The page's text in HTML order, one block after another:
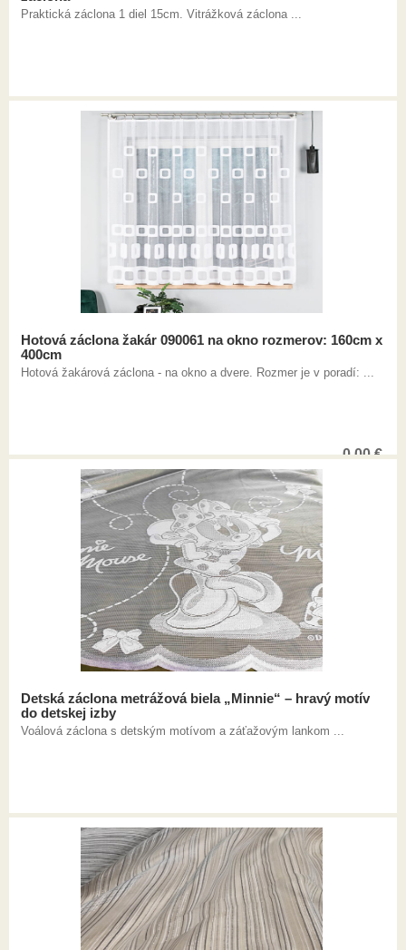
Praktická záclona 1 diel 15cm. Vitrážková záclona ...
Hotová záclona žakár 090061 na okno rozmerov: 160cm x
400cm
Hotová žakárová záclona - na okno a dvere. Rozmer je v poradí: ...
0,00€
Detská záclona metrážová biela „Minnie“ – hravý motív
do detskej izby
Voálová záclona s detským motívom a záťažovým lankom ...